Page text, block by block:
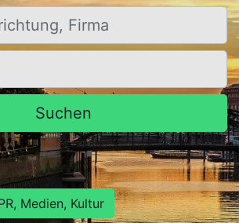
Firma
Suchen
Medien, Kultur